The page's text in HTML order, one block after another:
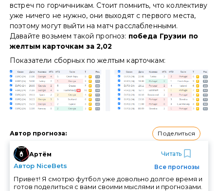
встреч по горчичникам. Стоит помнить, что коллективу
уже ничего не нужно, они выходят с первого места,
поэтому могут выйти на матч расслабленными.
Давайте возьмем такой прогноз: победа Грузии по
желтым карточкам за 2,02
Показатели сборных по желтым карточкам:
Автор прогноза: Поделиться
Артём
Автор NiceBets
Читать
Все прогнозы
Привет! Я смотрю футбол уже довольно долгое время и
готов поделиться с вами своими мыслями и прогнозами.